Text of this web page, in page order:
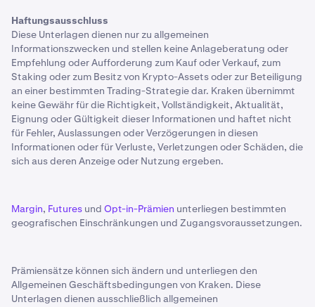
Haftungsausschluss
Diese Unterlagen dienen nur zu allgemeinen
Informationszwecken und stellen keine Anlageberatung oder
Empfehlung oder Aufforderung zum Kauf oder Verkauf, zum
Staking oder zum Besitz von Krypto-Assets oder zur Beteiligung
an einer bestimmten Trading-Strategie dar. Kraken übernimmt
keine Gewähr für die Richtigkeit, Vollständigkeit, Aktualität,
Eignung oder Gültigkeit dieser Informationen und haftet nicht
für Fehler, Auslassungen oder Verzögerungen in diesen
Informationen oder für Verluste, Verletzungen oder Schäden, die
sich aus deren Anzeige oder Nutzung ergeben.
Margin, Futures und Opt-in-Prämien unterliegen bestimmten
geografischen Einschränkungen und Zugangsvoraussetzungen.
Prämiensätze können sich ändern und unterliegen den
Allgemeinen Geschäftsbedingungen von Kraken. Diese
Unterlagen dienen ausschließlich allgemeinen